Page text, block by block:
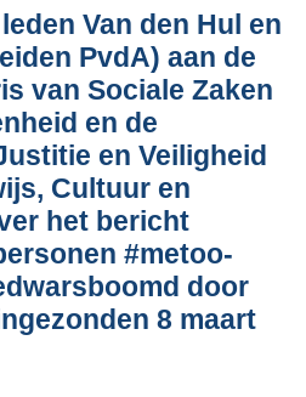
n
d
s
g
o
o
t
t
:
4
3
Van den Hul en
PvdA) aan de
van Sociale Zaken
en de
en Veiligheid
Cultuur en
het bericht
#metoo-
door
8 maart